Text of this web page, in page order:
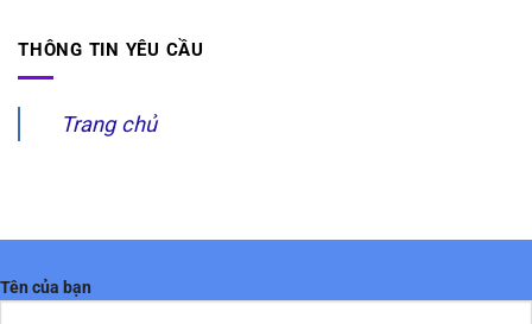
THÔNG TIN YÊU CẦU
Trang chủ
Tên của bạn